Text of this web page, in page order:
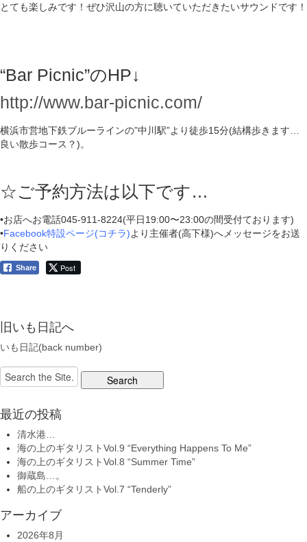
とても楽しみです！ぜひ沢山の方に聴いていただきたいサウンドです！
“Bar Picnic”のHP↓
http://www.bar-picnic.com/
横浜市営地下鉄ブルーラインの”中川駅”より徒歩15分(結構歩きます…
良い散歩コース？)。
☆ご予約方法は以下です…
•お店へお電話045-911-8224(平日19:00〜23:00の間受付ております)
•Facebook特設ページ(コチラ)より主催者(高下様)へメッセージをお送
りください
Share Post
旧いも日記へ
いも日記(back number)
Search
for:
最近の投稿
清水港…
海の上のギタリストVol.9 “Everything Happens To Me”
海の上のギタリストVol.8 “Summer Time”
御蔵島…。
船の上のギタリストVol.7 “Tenderly”
アーカイブ
2026年8月